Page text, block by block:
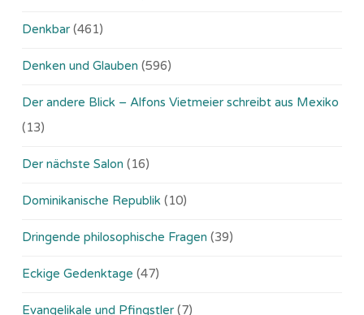
Denkbar (461)
Denken und Glauben (596)
Der andere Blick – Alfons Vietmeier schreibt aus Mexiko
(13)
Der nächste Salon (16)
Dominikanische Republik (10)
Dringende philosophische Fragen (39)
Eckige Gedenktage (47)
Evangelikale und Pfingstler (7)